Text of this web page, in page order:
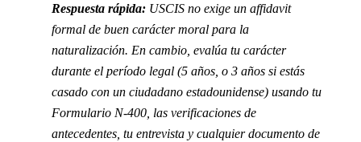
Respuesta rápida: USCIS no exige un affidavit
formal de buen carácter moral para la
naturalización. En cambio, evalúa tu carácter
durante el período legal (5 años, o 3 años si estás
casado con un ciudadano estadounidense) usando tu
Formulario N-400, las verificaciones de
antecedentes, tu entrevista y cualquier documento de